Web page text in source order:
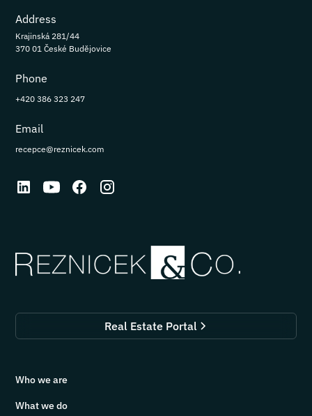
Address
Krajinská 281/44
370 01 České Budějovice
Phone
+420 386 323 247
Email
recepce@reznicek.com
Real Estate Portal
Who we are
What we do